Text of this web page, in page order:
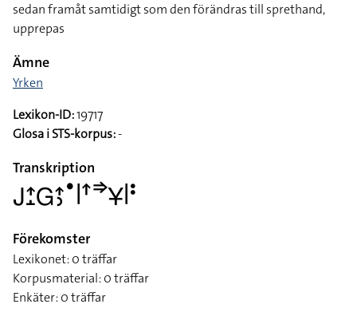
sedan framåt samtidigt som den förändras till sprethand,
upprepas
Ämne
Yrken
Lexikon-ID:19717
Glosa i STS-korpus:-
Transkription
􌤢􌤴􌤸􌤦􌤴􌤶􌤟􌥼􌦃􌦆􌥃􌥼􌥻
Förekomster
Lexikonet: 0 träffar
Korpusmaterial: 0 träffar
Enkäter: 0 träffar